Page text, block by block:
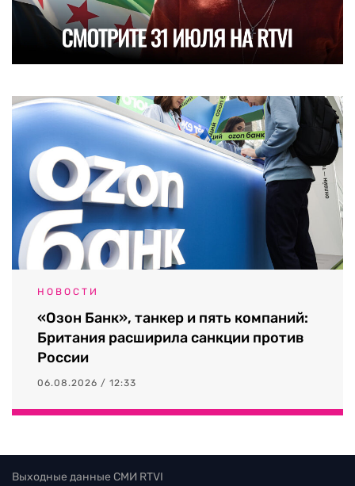
НОВОСТИ
«Озон Банк», танкер и пять компаний:
Британия расширила санкции против
России
06.08.2026 / 12:33
Выходные данные СМИ RTVI